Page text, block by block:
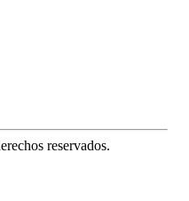
reservados.